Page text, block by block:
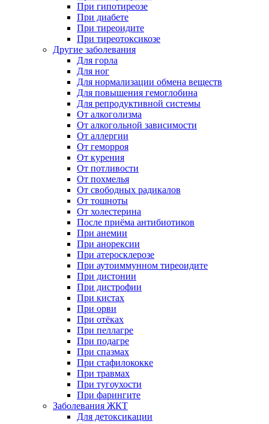
При гипотиреозе
При диабете
При тиреоидите
При тиреотоксикозе
Другие заболевания
Для горла
Для ног
Для нормализации обмена веществ
Для повышения гемоглобина
Для репродуктивной системы
От алкоголизма
От алкогольной зависимости
От аллергии
От геморроя
От курения
От потливости
От похмелья
От свободных радикалов
От тошноты
От холестерина
После приёма антибиотиков
При анемии
При анорексии
При атеросклерозе
При аутоиммунном тиреоидите
При дистонии
При дистрофии
При кистах
При орви
При отёках
При пеллагре
При подагре
При спазмах
При стафилококке
При травмах
При тугоухости
При фарингите
Заболевания ЖКТ
Для детоксикации